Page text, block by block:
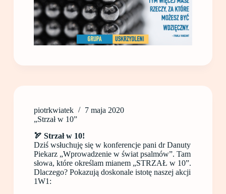
piotrkwiatek
7 maja 2020
„Strzał w 10”
🏹 Strzał w 10!
Dziś wsłuchuję się w konferencje pani dr Danuty
Piekarz „Wprowadzenie w świat psalmów”. Tam
słowa, które określam mianem „STRZAŁ w 10”.
Dlaczego? Pokazują doskonale istotę naszej akcji
1W1: